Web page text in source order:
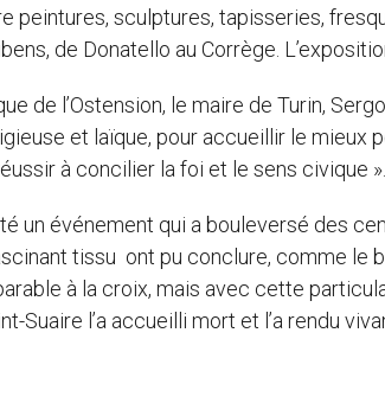
peintures, sculptures, tapisseries,
de Donatello au Corrège.
de l’Ostension, le maire de Turin,
et laïque, pour accueillir le mieux
à concilier la foi et le sens civique ».
un événement qui a bouleversé des
tissu ont pu conclure, comme le
à la croix, mais avec cette
Suaire l’a accueilli mort et l’a rendu